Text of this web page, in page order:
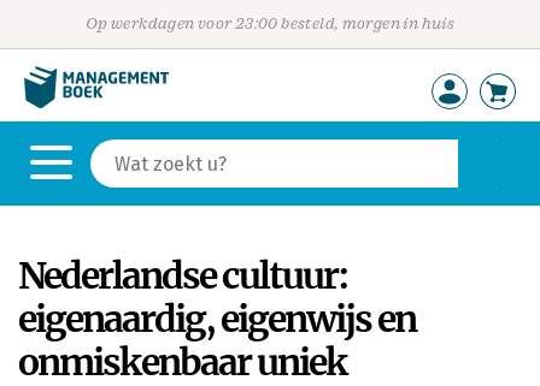
Op werkdagen voor 23:00 besteld, morgen in huis
Nederlandse cultuur:
eigenaardig, eigenwijs en
onmiskenbaar uniek